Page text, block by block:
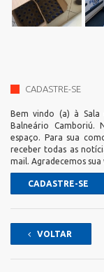
CADASTRE-SE
Bem vindo (a) à
Balneário Camboriú.
espaço. Para sua
receber todas as
mail. Agradecemos
CADASTRE-SE
VOLTAR